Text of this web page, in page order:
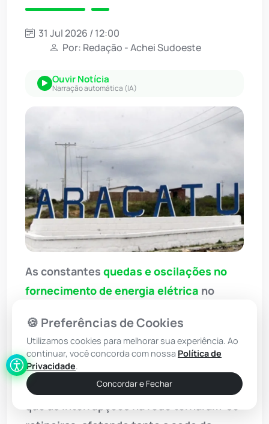
31 Jul 2026 / 12:00
Por: Redação - Achei Sudoeste
Ouvir Notícia
Narração automática (IA)
As constantes quedas e oscilações no
fornecimento de energia elétrica no
severos transtornos e prejuízos
financeiros para a população. Segundo
apurou o site Achei Sudoeste, moradores,
comerciantes e órgãos públicos relatam
que as interrupções na rede tornaram-se
🍪 Preferências de Cookies
Utilizamos cookies para melhorar sua experiência. Ao
continuar, você concorda com nossa Política de
Privacidade.
Concordar e Fechar